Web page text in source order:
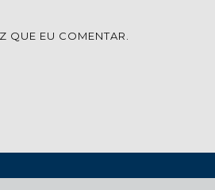
QUE EU COMENTAR.